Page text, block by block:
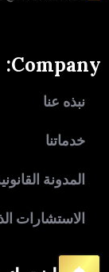
Company:
نبذه عنا
خدماتنا
المدونة
الاستشارات